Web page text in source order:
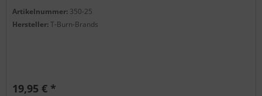
Artikelnummer: 350-25
Hersteller:T-Burn-Brands
19,95 € *